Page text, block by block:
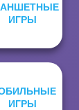
Happy Boss Pull
Pin
ИГРЫ
ИГРЫ